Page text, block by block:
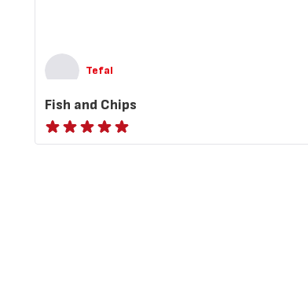
Tefal
Fish and Chips
ratings.NaN